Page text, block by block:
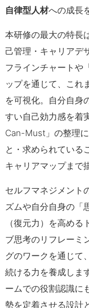
自律型人材への成長
本研修の最大の特長
己管理・キャリアデ
フラインチャートや
ップを通じて、これ
を可視化。自分自身
すい自己効力感を着
Can-Must」の整理
と・求められている
キャリアマップまで
セルフマネジメント
ズムや自分自身の「
（復元力）を高め
ブ思考のリフレーミ
グのワークを通じて
続ける力を養成しま
ームでの役割認識に
勢を定着させる設計